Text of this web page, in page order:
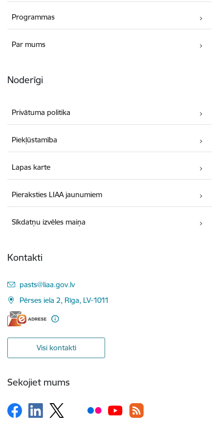
Programmas
Par mums
Noderīgi
Privātuma politika
Piekļūstamība
Lapas karte
Pieraksties LIAA jaunumiem
Sīkdatņu izvēles maiņa
Kontakti
E-pasts:
pasts@liaa.gov.lv
Pērses iela 2, Rīga, LV-1011
Visi kontakti
Sekojiet mums